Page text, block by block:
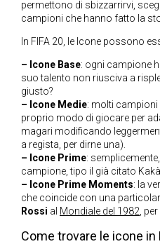
permettono di sbizzarrirvi,
campioni che hanno fatto la
In FIFA 20, le Icone possono
– Icone Base: ogni campione
suo talento non riusciva a
giusto?
– Icone Medie: molti campioni
proprio modo di giocare per
magari modificando
a regista, per dirne una).
– Icone Prime:
campione, tipo il già citato
– Icone Prime Moments: la
che coincide con una
Rossi al Mondiale del 1982,
Come trovare le icone in